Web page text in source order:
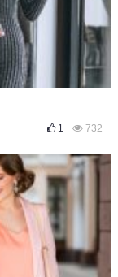
1 732